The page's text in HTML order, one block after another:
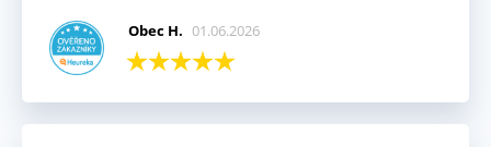
Obec H. 01.06.2026